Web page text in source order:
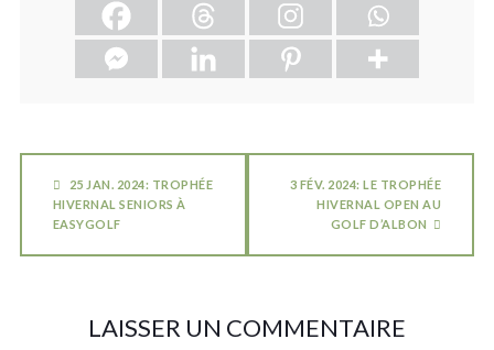
25 JAN. 2024: TROPHÉE
HIVERNAL SENIORS À
EASYGOLF
3 FÉV. 2024: LE TROPHÉE
HIVERNAL OPEN AU
GOLF D’ALBON
LAISSER UN COMMENTAIRE